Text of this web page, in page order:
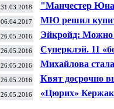
31.03.2018
"Манчестер
вышли в плей-
06.04.2017
МЮ решил
миллионов евро
26.05.2016
Эйкройд: Можно
Билялетдинове?
26.05.2016
Суперклэй. 11
вылета
26.05.2016
Михайлова
настольному
26.05.2016 Квят досрочно
26.05.2016 «Цюрих»